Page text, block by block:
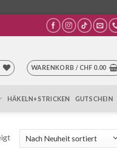
WARENKORB / CHF 0.00
HÄKELN+STRICKEN GUTSCHEIN
Nach
Aktualität